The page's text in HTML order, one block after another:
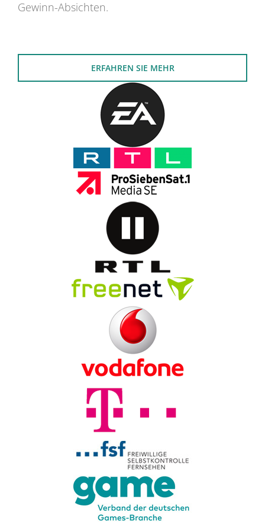
Gewinn-Absichten.
ERFAHREN SIE MEHR